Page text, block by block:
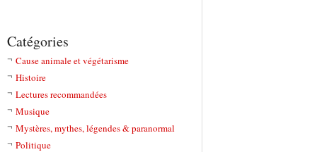
Catégories
Cause animale et végétarisme
Histoire
Lectures recommandées
Musique
Mystères, mythes, légendes & paranormal
Politique